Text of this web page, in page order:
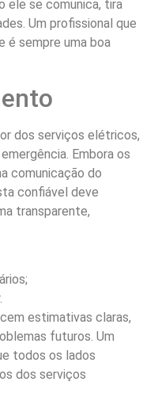
ele se comunica, tira
Um profissional que
é sempre uma boa
dos serviços elétricos,
Embora os
comunicação do
confiável deve
transparente,
estimativas claras,
futuros. Um
todos os lados
dos serviços